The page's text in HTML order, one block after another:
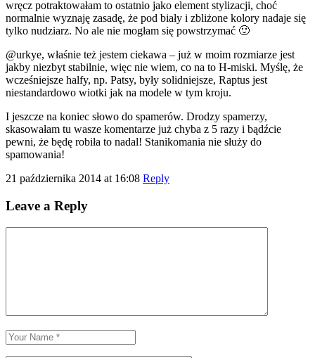
wręcz potraktowałam to ostatnio jako element stylizacji, choć
normalnie wyznaję zasadę, że pod biały i zbliżone kolory nadaje się
tylko nudziarz. No ale nie mogłam się powstrzymać 🙂
@urkye, właśnie też jestem ciekawa – już w moim rozmiarze jest
jakby niezbyt stabilnie, więc nie wiem, co na to H-miski. Myślę, że
wcześniejsze halfy, np. Patsy, były solidniejsze, Raptus jest
niestandardowo wiotki jak na modele w tym kroju.
I jeszcze na koniec słowo do spamerów. Drodzy spamerzy,
skasowałam tu wasze komentarze już chyba z 5 razy i bądźcie
pewni, że będę robiła to nadal! Stanikomania nie służy do
spamowania!
21 października 2014 at 16:08 Reply
Leave a Reply